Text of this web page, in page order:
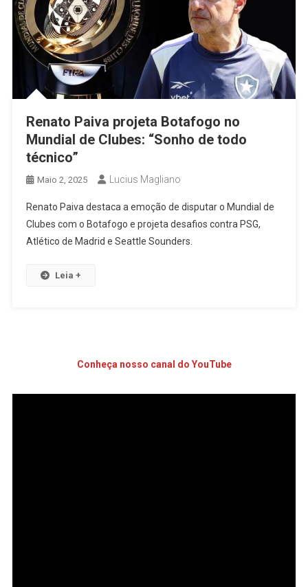
Renato Paiva projeta Botafogo no
Mundial de Clubes: “Sonho de todo
técnico”
Maio 2, 2025 Lucius Magliano
Renato Paiva destaca a emoção de disputar o Mundial de
Clubes com o Botafogo e projeta desafios contra PSG,
Atlético de Madrid e Seattle Sounders.
Leia +
Conheça nosso canal do YouTube